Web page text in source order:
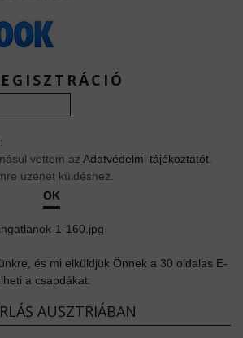
vettem az Adatvédelmi tájékoztatót
üzenet küldéshez.
OK
és mi elküldjük Önnek a 30 oldalas E-
a csapdákat:
AUSZTRIÁBAN